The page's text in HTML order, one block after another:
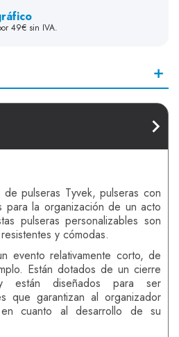
49€ sin IVA.
pulseras Tyvek, pulseras con
para la organización de un acto
pulseras personalizables son
y cómodas.
evento relativamente corto, de
Están dotados de un cierre
están diseñados para ser
que garantizan al organizador
cuanto al desarrollo de su